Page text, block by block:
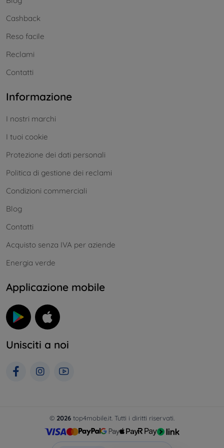
Cashback
Reso facile
Reclami
Contatti
Informazione
I nostri marchi
I tuoi cookie
Protezione dei dati personali
Politica di gestione dei reclami
Condizioni commerciali
Blog
Contatti
Acquisto senza IVA per aziende
Energia verde
Applicazione mobile
Unisciti a noi
© 2026 top4mobile.it. Tutti i diritti riservati.